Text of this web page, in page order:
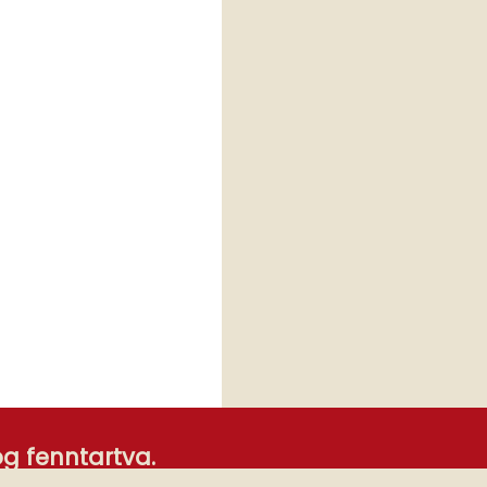
fenntartva.